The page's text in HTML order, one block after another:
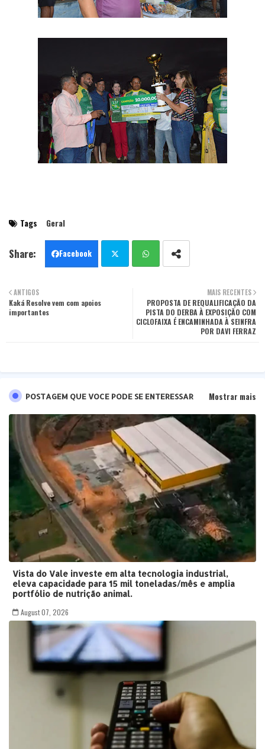
Tags Geral
Facebook
tsa
pp
MAIS RECENTES
PROPOSTA DE REQUALIFICAÇÃO DA
PISTA DO DERBA À EXPOSIÇÃO COM
CICLOFAIXA É ENCAMINHADA À SEINFRA
POR DAVI FERRAZ
ANTIGOS
Kaká Resolve vem com apoios
importantes
POSTAGEM QUE VOCE PODE SE ENTERESSAR Mostrar mais
Vista do Vale investe em alta tecnologia industrial,
eleva capacidade para 15 mil toneladas/mês e amplia
portfólio de nutrição animal.
August 07, 2026